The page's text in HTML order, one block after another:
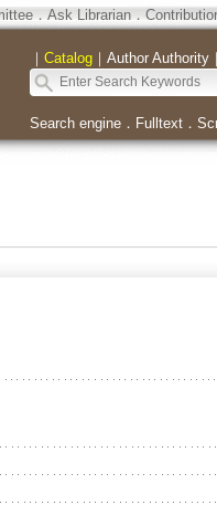
．Ask Librarian．
｜ Catalog｜ Author Authority｜
Search engine． Fulltext．